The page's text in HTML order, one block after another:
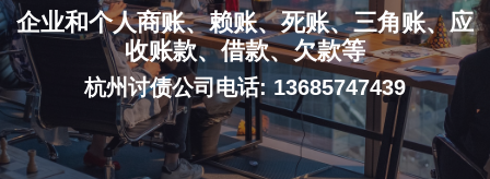
企业和个人商账、赖账、死账、三角账、应
收账款、借款、欠款等
杭州讨债公司电话: 13685747439